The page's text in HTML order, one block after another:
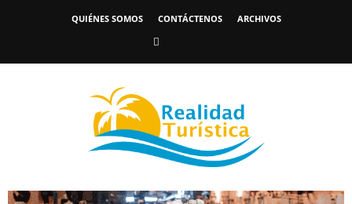
QUIÉNES SOMOS CONTÁCTENOS ARCHIVOS